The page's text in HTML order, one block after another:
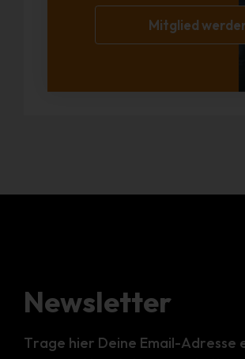
Mitglied
Newsletter
Trage hier Deine Email-Adresse